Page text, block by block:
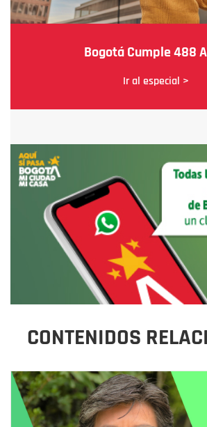
Bogotá Cumple 488
Ir al especial >
CONTENIDOS